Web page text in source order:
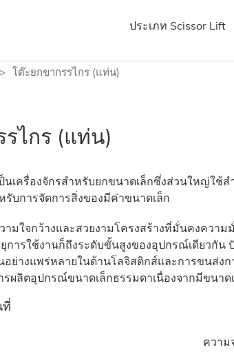
ประเภท Scissor Lift
> โต๊ะยกขากรรไกร (แท่น)
ไกร (แท่น)
นเครื่องจักรสำหรับยกขนาดเล็กซึ่งส่วนใหญ่ใช้
รับการจัดการสิ่งของมีค่าขนาดเล็ก
ใจกว้างและสวยงามโครงสร้างที่มั่นคงความ
การใช้งานก็ถึงระดับขั้นสูงของอุปกรณ์เดียวกัน
อย่างแพร่หลายในด้านโลจิสติกส์และการขนส่ง
ผลิตอุปกรณ์ขนาดเล็กธรรมดาเนื่องจากมีขนาด
ที่
ความ